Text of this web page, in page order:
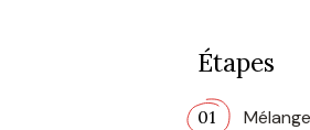
Étapes